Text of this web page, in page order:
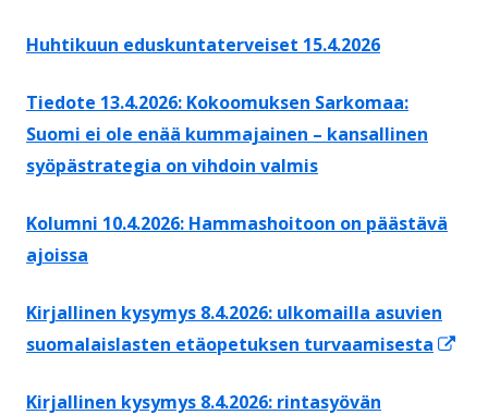
Huhtikuun eduskuntaterveiset 15.4.2026
Tiedote 13.4.2026: Kokoomuksen Sarkomaa:
Suomi ei ole enää kummajainen – kansallinen
syöpästrategia on vihdoin valmis
Kolumni 10.4.2026: Hammashoitoon on päästävä
ajoissa
Kirjallinen kysymys 8.4.2026: ulkomailla asuvien
suomalaislasten etäopetuksen turvaamisesta
Kirjallinen kysymys 8.4.2026: rintasyövän